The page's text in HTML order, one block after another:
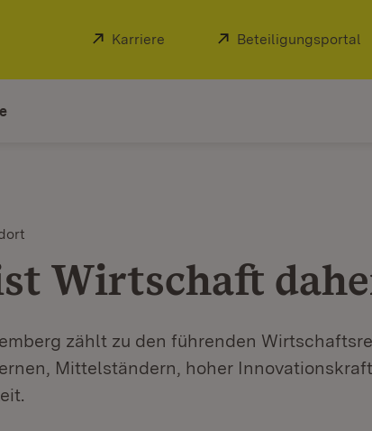
Extern:
Karriere (Öffnet in neuem Fenster)
Extern:
Beteiligungsportal
Wirtschaft
zählt zu den führenden
Mittelständern, hoher